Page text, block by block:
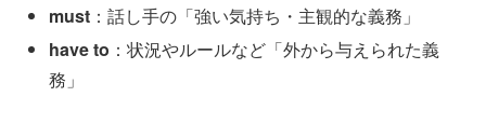
must ：話し手の「強い気持ち・主観的な義務」
have to ：状況やルールなど「外から与えられた義
務」